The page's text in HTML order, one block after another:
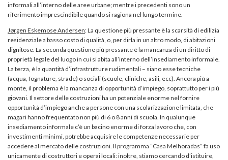
informali all’interno delle aree urbane; mentre i precedenti sono un
riferimento imprescindibile quando si ragiona nel lungo termine.
Jørgen Eskemose Andersen: La questione più pressante è la scarsità di edilizia
residenziale a basso costo di qualità, o, per dirla in un altro modo, di abitazioni
dignitose. La seconda questione più pressante è la mancanza di un diritto di
proprietà legale del luogo in cui si abita all’interno dell’insediamento informale.
La terza, è la quantità d’infrastrutture rudimentali – siano esse tecniche
(acqua, fognature, strade) o sociali (scuole, cliniche, asili, ecc). Ancora più a
monte, il problema è la mancanza di opportunità d’impiego, soprattutto per i più
giovani. Il settore delle costruzioni ha un potenziale enorme nel fornire
opportunità d’impiego anche a persone con una scolarizzazione limitata, che
magari hanno frequentato non più di 6 o 8 anni di scuola. In qualunque
insediamento informale c’è un bacino enorme di forza lavoro che, con
investimenti minimi, potrebbe acquisire le competenze necessarie per
accedere al mercato delle costruzioni. Il programma “Casa Melhoradas” fa uso
unicamente di costruttori e operai locali: inoltre, stiamo cercando d’istituire,